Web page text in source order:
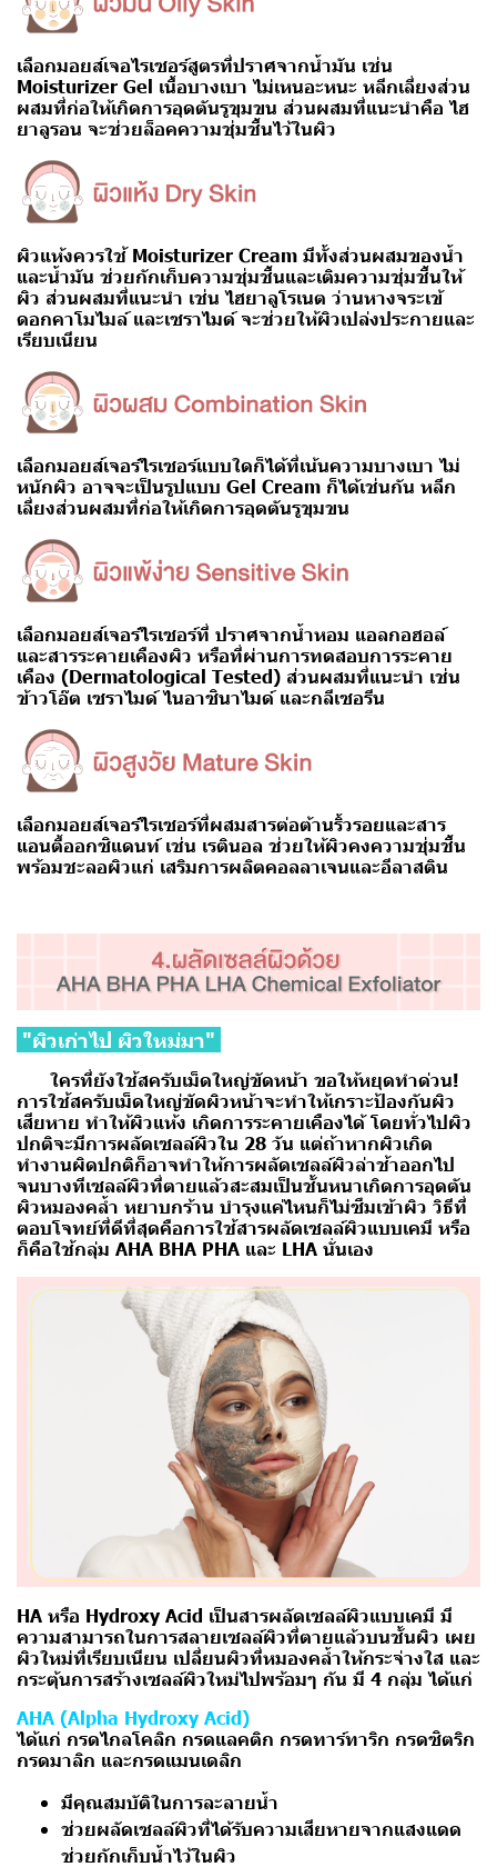
เลือกมอยส์เจอไรเซอร์สูตรที่ปราศจากน้ำมัน เช่น
Moisturizer Gel เนื้อบางเบา ไม่เหนอะหนะ หลีกเลี่ยงส่วน
ผสมที่ก่อให้เกิดการอุดตันรูขุมขน ส่วนผสมที่แนะนำคือ ไฮ
ยาลูรอน จะช่วยล็อคความชุ่มชื้นไว้ในผิว
ผิวแห้งควรใช้ Moisturizer Cream มีทั้งส่วนผสมของน้ำ
และน้ำมัน ช่วยกักเก็บความชุ่มชื้นและเติมความชุ่มชื้นให้
ผิว ส่วนผสมที่แนะนำ เช่น ไฮยาลูโรเนต ว่านหางจระเข้
ดอกคาโมไมล์ และเซราไมด์ จะช่วยให้ผิวเปล่งประกายและ
เรียบเนียน
เลือกมอยส์เจอร์ไรเซอร์แบบใดก็ได้ที่เน้นความบางเบา ไม่
หนักผิว อาจจะเป็นรูปแบบ Gel Cream ก็ได้เช่นกัน หลีก
เลี่ยงส่วนผสมที่ก่อให้เกิดการอุดตันรูขุมขน
เลือกมอยส์เจอร์ไรเซอร์ที่ ปราศจากน้ำหอม แอลกอฮอล์
และสารระคายเคืองผิว หรือที่ผ่านการทดสอบการระคาย
เคือง (Dermatological Tested) ส่วนผสมที่แนะนำ เช่น
ข้าวโอ๊ต เซราไมด์ ไนอาซินาไมด์ และกลีเซอรีน
เลือกมอยส์เจอร์ไรเซอร์ที่ผสมสารต่อต้านริ้วรอยและสาร
แอนตี้ออกซิแดนท์ เช่น เรตินอล ช่วยให้ผิวคงความชุ่มชื้น
พร้อมชะลอผิวแก่ เสริมการผลิตคอลลาเจนและอีลาสติน
"ผิวเก่าไป ผิวใหม่มา"
ใครที่ยังใช้สครับเม็ดใหญ่ขัดหน้า ขอให้หยุดทำด่วน!
การใช้สครับเม็ดใหญ่ขัดผิวหน้าจะทำให้เกราะป้องกันผิว
เสียหาย ทำให้ผิวแห้ง เกิดการระคายเคืองได้ โดยทั่วไปผิว
ปกติจะมีการผลัดเซลล์ผิวใน 28 วัน แต่ถ้าหากผิวเกิด
ทำงานผิดปกติก็อาจทำให้การผลัดเซลล์ผิวล่าช้าออกไป
จนบางทีเซลล์ผิวที่ตายแล้วสะสมเป็นชั้นหนาเกิดการอุดตัน
ผิวหมองคล้ำ หยาบกร้าน บำรุงแค่ไหนก็ไม่ซึมเข้าผิว วิธีที่
ตอบโจทย์ที่ดีที่สุดคือการใช้สารผลัดเซลล์ผิวแบบเคมี หรือ
ก็คือใช้กลุ่ม AHA BHA PHA และ LHA นั่นเอง
HA หรือ Hydroxy Acid เป็นสารผลัดเซลล์ผิวแบบเคมี มี
ความสามารถในการสลายเซลล์ผิวที่ตายแล้วบนชั้นผิว เผย
ผิวใหม่ที่เรียบเนียน เปลี่ยนผิวที่หมองคล้ำให้กระจ่างใส และ
กระตุ้นการสร้างเซลล์ผิวใหม่ไปพร้อมๆ กัน มี 4 กลุ่ม ได้แก่
AHA (Alpha Hydroxy Acid)
ได้แก่ กรดไกลโคลิก กรดแลคติก กรดทาร์ทาริก กรดซิตริก
กรดมาลิก และกรดแมนเดลิก
มีคุณสมบัติในการละลายน้ำ
ช่วยผลัดเซลล์ผิวที่ได้รับความเสียหายจากแสงแดด
ช่วยกักเก็บน้ำไว้ในผิว